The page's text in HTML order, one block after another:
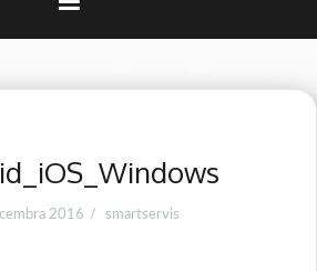
2016 smartservis